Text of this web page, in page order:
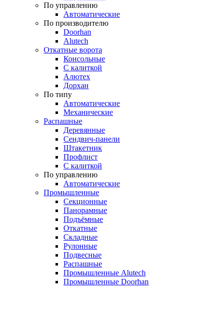
По управлению
Автоматические
По производителю
Doorhan
Alutech
Откатные ворота
Консольные
С калиткой
Алютех
Дорхан
По типу
Автоматические
Механические
Распашные
Деревянные
Сендвич-панели
Штакетник
Профлист
С калиткой
По управлению
Автоматические
Промышленные
Секционные
Панорамные
Подъёмные
Откатные
Складные
Рулонные
Подвесные
Распашные
Промышленные Alutech
Промышленные Doorhan